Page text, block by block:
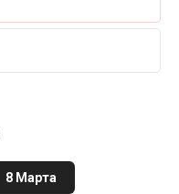
8 Марта